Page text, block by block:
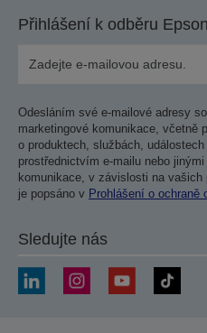
Přihlášení k odběru
Odesláním své e-mailové adresy
marketingové komunikace, včetně
o produktech, službách,
prostřednictvím e-mailu nebo
komunikace, v závislosti na
je popsáno v Prohlášení o ochraně
Sledujte nás